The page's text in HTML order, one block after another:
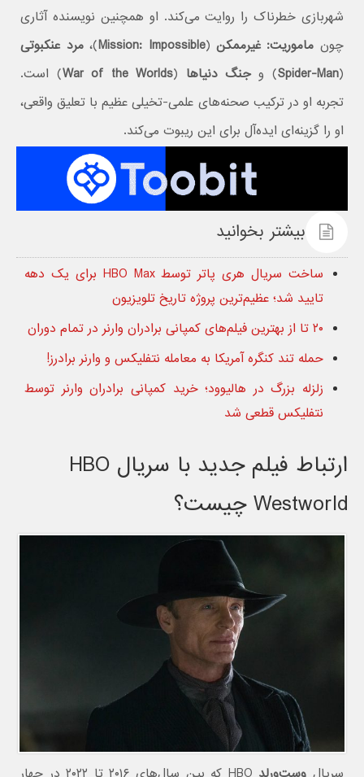
شهربازی خطرناک را روایت می‌کند. او همچنین نویسنده آثاری
چون ماموریت: غیرممکن (
Mission: Impossible)،مرد عنکبوتی
(
Spider-Man) وجنگ دنیاها (
War of the Worlds) است.
تجربه او در ترکیب صحنه‌های علمی-تخیلی عظیم با تعلیق واقعی،
او را گزینه‌ای ایده‌آل برای این ریبوت می‌کند.
بیشتر بخوانید
ساخت سریال هری پاتر توسط HBO Max برای یک دهه
تایید شد؛ عظیم‌ترین پروژه تاریخ تلویزیون
۲۰ تا از بهترین فیلم‌های کمپانی برادران وارنر در تمام دوران
حمله تند کنگره آمریکا به معامله نتفلیکس و وارنر برادرز!
زلزله بزرگ در هالیوود؛ خرید کمپانی برادران وارنر توسط
نتفلیکس قطعی شد
ارتباط فیلم جدید با سریال HBO
Westworld چیست؟